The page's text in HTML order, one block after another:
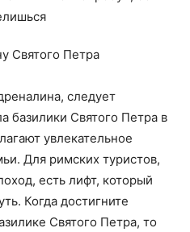
Святого Петра
следует
базилики Святого Петра в
увлекательное
Для римских туристов,
есть лифт, который
Когда достигните
Святого Петра, то